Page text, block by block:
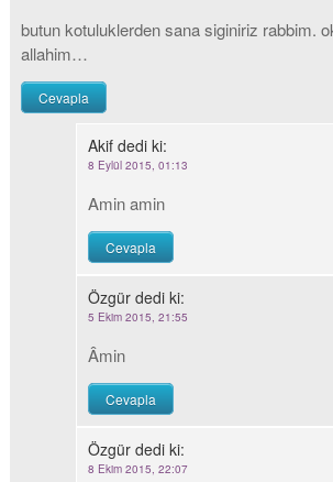
butun kotuluklerden sana siginiriz rabbim.
allahim…
Cevapla
Akif dedi ki:
8 Eylül 2015, 01:13
Amin amin
Cevapla
Özgür dedi ki:
5 Ekim 2015, 21:55
Âmin
Cevapla
Özgür dedi ki:
8 Ekim 2015, 22:07